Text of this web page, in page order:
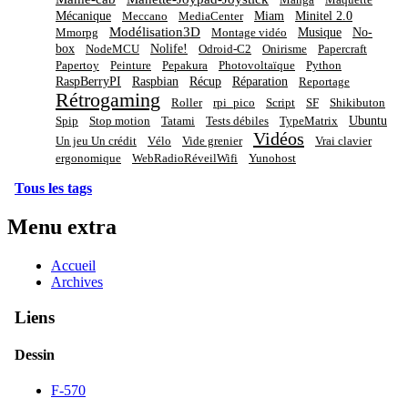
Mécanique Meccano MediaCenter Miam Minitel 2.0
Mmorpg Modélisation3D Montage vidéo Musique
No-
box
NodeMCU Nolife! Odroid-C2 Onirisme
Papercraft
Papertoy
Peinture Pepakura Photovoltaïque Python
RaspBerryPI Raspbian Récup Réparation Reportage
Rétrogaming Roller rpi_pico Script SF
Shikibuton
Spip
Stop motion Tatami Tests débiles TypeMatrix Ubuntu
Un jeu Un crédit Vélo Vide grenier Vidéos
Vrai clavier
ergonomique
WebRadioRéveilWifi Yunohost
Tous les tags
Menu extra
Accueil
Archives
Liens
Dessin
F-570